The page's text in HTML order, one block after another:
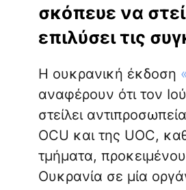
σκόπευε να
επιλύσει τις
Η ουκρανική έκδοση
αναφέρουν ότι τον
στείλει
OCU και της UOC,
τμήματα,
Ουκρανία σε μία